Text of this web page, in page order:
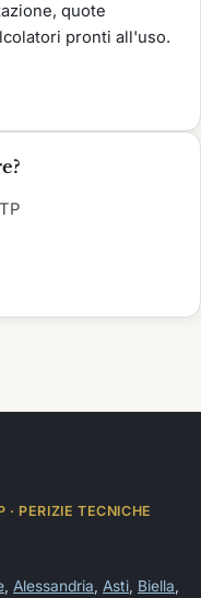
quote
pronti all'uso.
· PERIZIE TECNICHE
Alessandria Asti Biella